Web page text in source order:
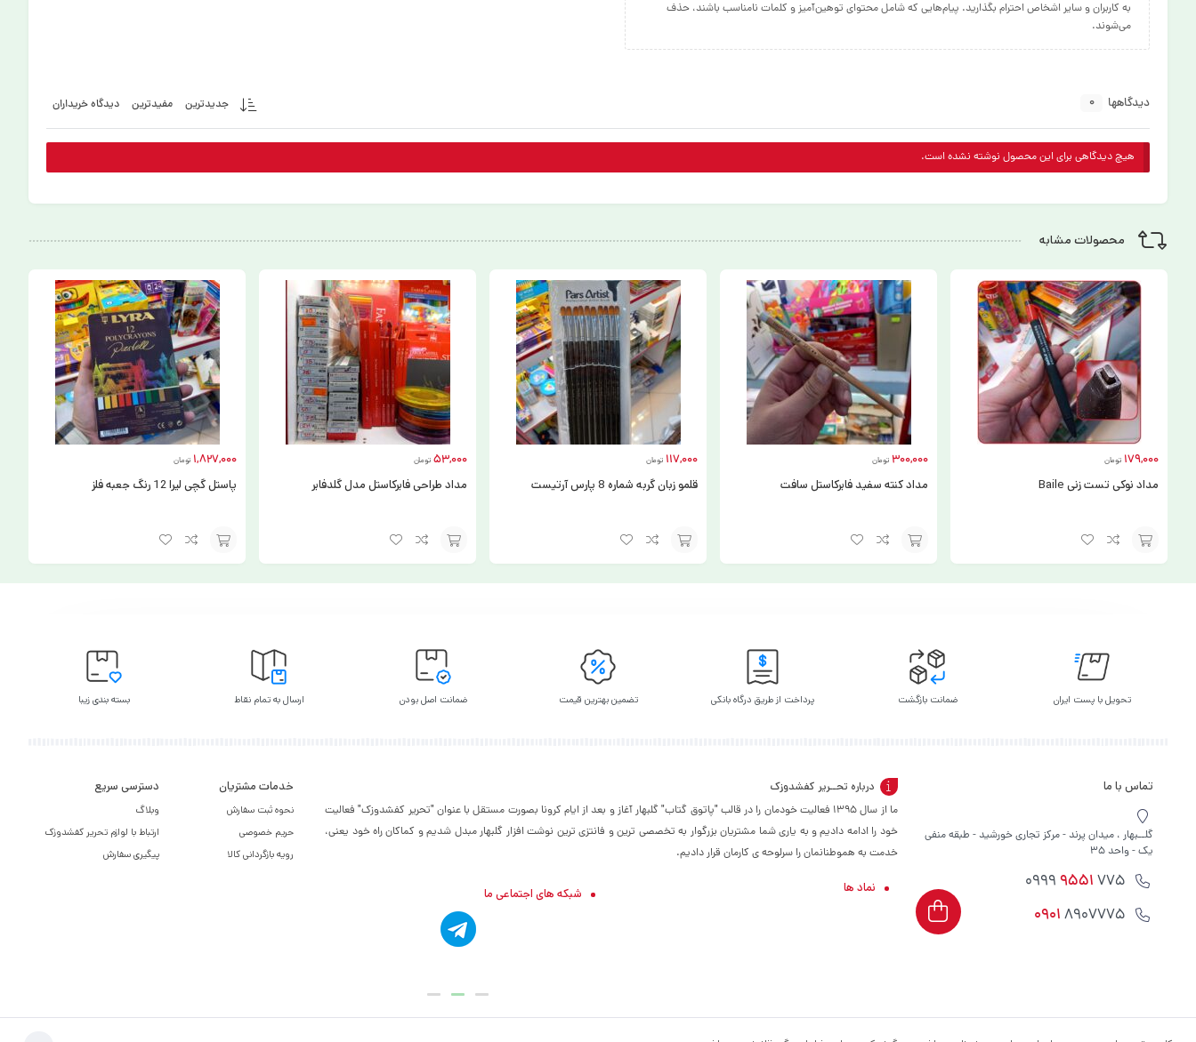
به کاربران و سایر اشخاص احترام بگذارید. پیام‌هایی که شامل محتوای توهین‌آمیز و کلمات نامناسب باشند، حذف
می‌شوند.
دیدگاهها 0 جدیدترین مفیدترین دیدگاه خریداران
هیچ دیدگاهی برای این محصول نوشته نشده است.
محصولات مشابه
179,000 تومان
مداد نوکی تست زنی Baile
افزودن
300,000 تومان
مداد کنته سفید فابرکاستل سافت
افزودن
117,000 تومان
قلمو زبان گربه شماره 8 پارس آرتیست
افزودن
53,000 تومان
مداد طراحی فابرکاستل مدل گلدفابر
انتخاب
1,827,000 تومان
پاستل گچی لیرا 12 رنگ جعبه فلز
افزودن
تحویل با پست ایران ضمانت بازگشت پرداخت از طریق درگاه بانکی تضمین بهترین قیمت ضمانت اصل بودن ارسال به تمام نقاط بسته بندی زیبا
تماس با ما
گلــبهار ، میدان پرند - مرکز تجاری خورشید - طبقه منفی
یک - واحد 35
9551775 0999
09018907775
درباره تحــریر کفشدوزک
ما از سال ۱۳۹۵ فعالیت خودمان را در قالب "پاتوق گتاب" گلبهار آغاز و بعد از ایام کرونا بصورت مستقل با عنوان "تحریر کفشدوزک" فعالیت
خود را ادامه دادیم و به یاری شما مشتریان بزرگوار به تخصصی ترین و فانتزی ترین نوشت افزار گلبهار مبدل شدیم و کماکان راه خود یعنی،
خدمت به هموطنانمان را سرلوحه ی کارمان قرار دادیم.
نماد ها شبکه های اجتماعی ما
خدمات مشتریان
نحوه ثبت سفارش
حریم خصوصی
رویه بازگردانی کالا
دسترسی سریع
وبلاگ
ارتباط با لوازم تحریر کفشدوزک
پیگیری سفارش